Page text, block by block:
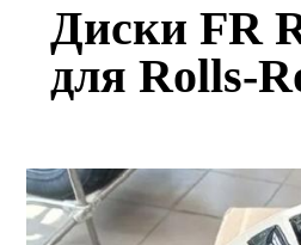
Диски FR
для Rolls-